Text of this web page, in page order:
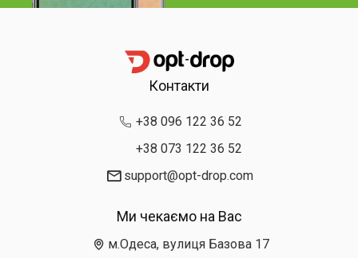
Контакти
+38 096 122 36 52
+38 073 122 36 52
support@opt-drop.com
Ми чекаємо на Вас
м.Одеса, вулиця Базова 17